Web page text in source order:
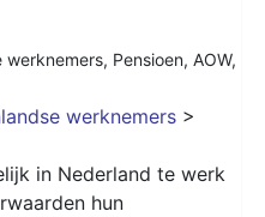
werknemers, Pensioen, AOW,
werknemers >
in Nederland te werk
hun